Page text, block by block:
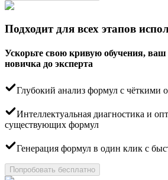
Подходит для всех этапов
Ускорьте свою кривую обучения,
новичка до эксперта
Глубокий анализ формул с чёткими
Интеллектуальная диагностика и
существующих формул
Генерация формул в один клик с
Попробовать бесплатно